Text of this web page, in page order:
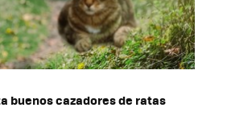
buenos cazadores de ratas